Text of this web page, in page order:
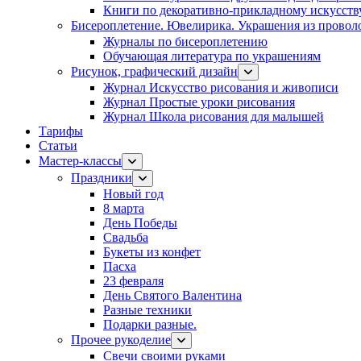
Книги по декоративно-прикладному
Бисероплетение. Ювелирика. Украшения из
Журналы по бисероплетению
Обучающая литература по украшениям
Рисунок, графический дизайн
Журнал Искусство рисования и живописи
Журнал Простые уроки рисования
Журнал Школа рисования для малышей
Тарифы
Статьи
Мастер-классы
Праздники
Новый год
8 марта
День Победы
Свадьба
Букеты из конфет
Пасха
23 февраля
День Святого Валентина
Разные техники
Подарки разные.
Прочее рукоделие
Свечи своими руками